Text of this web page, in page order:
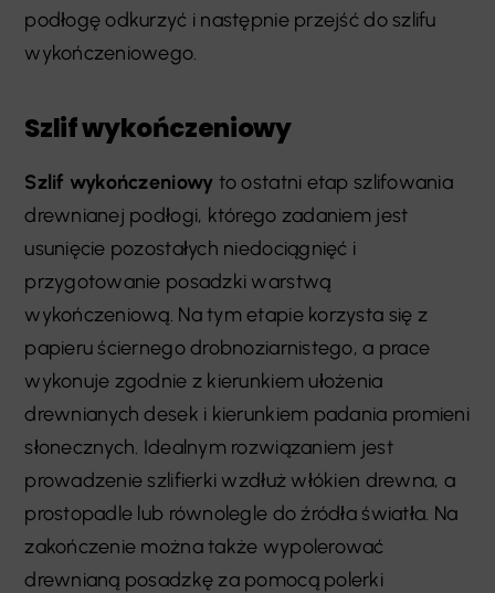
podłogę odkurzyć i następnie przejść do szlifu
wykończeniowego.
Szlif wykończeniowy
Szlif wykończeniowy to ostatni etap szlifowania
drewnianej podłogi, którego zadaniem jest
usunięcie pozostałych niedociągnięć i
przygotowanie posadzki warstwą
wykończeniową. Na tym etapie korzysta się z
papieru ściernego drobnoziarnistego, a prace
wykonuje zgodnie z kierunkiem ułożenia
drewnianych desek i kierunkiem padania promieni
słonecznych. Idealnym rozwiązaniem jest
prowadzenie szlifierki wzdłuż włókien drewna, a
prostopadle lub równolegle do źródła światła. Na
zakończenie można także wypolerować
drewnianą posadzkę za pomocą polerki